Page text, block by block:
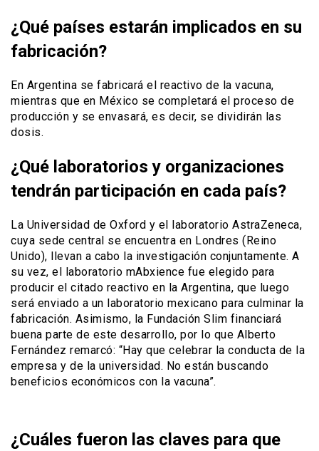
¿Qué países estarán implicados en su
fabricación?
En Argentina se fabricará el reactivo de la vacuna,
mientras que en México se completará el proceso de
producción y se envasará, es decir, se dividirán las
dosis.
¿Qué laboratorios y organizaciones
tendrán participación en cada país?
La Universidad de Oxford y el laboratorio AstraZeneca,
cuya sede central se encuentra en Londres (Reino
Unido), llevan a cabo la investigación conjuntamente. A
su vez, el laboratorio mAbxience fue elegido para
producir el citado reactivo en la Argentina, que luego
será enviado a un laboratorio mexicano para culminar la
fabricación. Asimismo, la Fundación Slim financiará
buena parte de este desarrollo, por lo que Alberto
Fernández remarcó: “Hay que celebrar la conducta de la
empresa y de la universidad. No están buscando
beneficios económicos con la vacuna”.
¿Cuáles fueron las claves para que